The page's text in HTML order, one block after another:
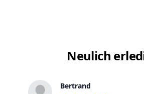
Neulich
Bertrand